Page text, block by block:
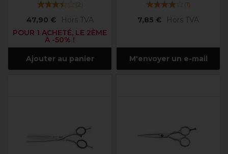
(2)
47,90 €
Hors TVA
POUR 1 ACHETÉ, LE 2ÈME
À -50% !
Ajouter au panier
(1)
7,85 € Hors TVA
M'envoyer un e-mail